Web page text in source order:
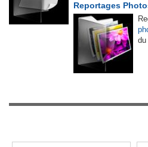
Reportages
du